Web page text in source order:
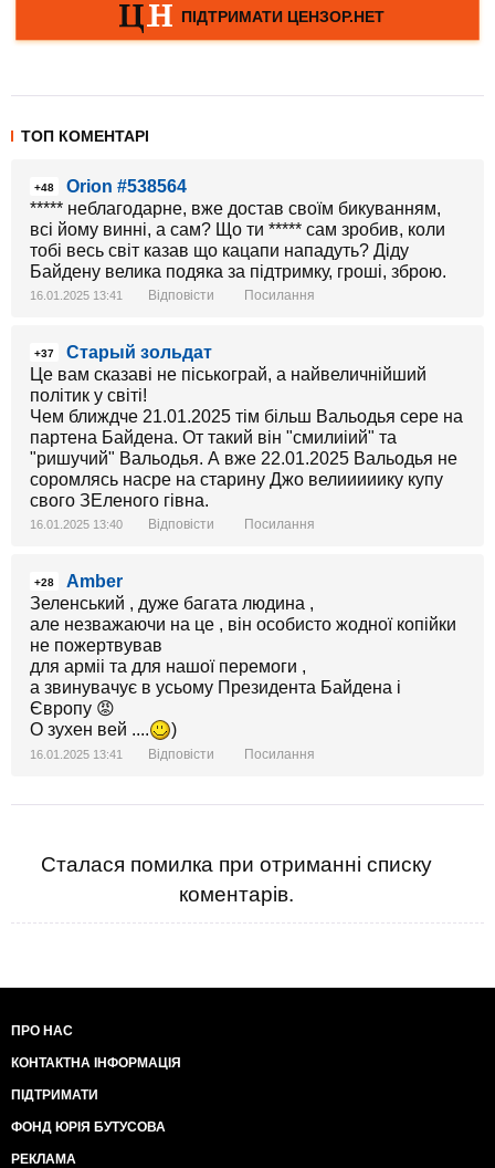
ТОП КОМЕНТАРІ
+48
Orion #538564
***** неблагодарне, вже достав своїм бикуванням,
всі йому винні, а сам? Що ти ***** сам зробив, коли
тобі весь світ казав що кацапи нападуть? Діду
Байдену велика подяка за підтримку, гроші, зброю.
16.01.2025 13:41 Відповісти Посилання
+37
Старый зольдат
Це вам сказаві не піськограй, а найвеличнійший
політик у світі!
Чем ближдче 21.01.2025 тім більш Вальодья сере на
партена Байдена. От такий він "смилиіий" та
"ришучий" Вальодья. А вже 22.01.2025 Вальодья не
соромлясь насре на старину Джо велииииику купу
свого ЗЕленого гівна.
16.01.2025 13:40 Відповісти Посилання
+28
Amber
Зеленський , дуже багата людина ,
але незважаючи на це , він особисто жодної копійки
не пожертвував
для арміі та для нашої перемоги ,
а звинувачує в усьому Президента Байдена і
Європу 😡
О зухен вей ....
)
16.01.2025 13:41 Відповісти Посилання
Сталася помилка при отриманні списку
коментарів.
ПРО НАС
КОНТАКТНА ІНФОРМАЦІЯ
ПІДТРИМАТИ
ФОНД ЮРІЯ БУТУСОВА
РЕКЛАМА